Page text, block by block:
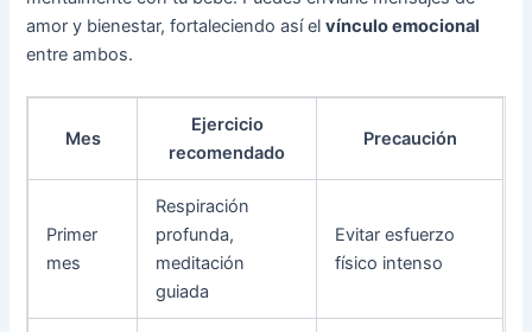
amor y bienestar, fortaleciendo así elvínculo emocional
entre ambos.
Mes
Ejercicio
recomendado
Precaución
Primer
mes
Respiración
profunda,
meditación
guiada
Evitar esfuerzo
físico intenso